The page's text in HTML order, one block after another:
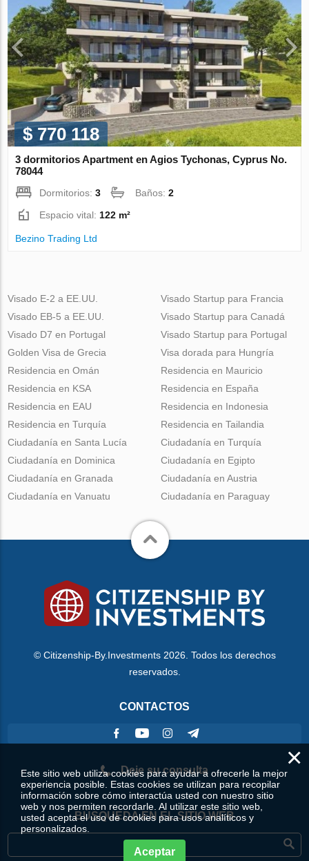
$ 770 118
3 dormitorios Apartment en Agios Tychonas, Cyprus No.
78044
Dormitorios:3 Baños:2
Espacio vital: 122 m²
Bezino Trading Ltd
Visado E-2 a EE.UU.
Visado EB-5 a EE.UU.
Visado D7 en Portugal
Golden Visa de Grecia
Visado Startup para Francia
Visado Startup para Canadá
Visado Startup para Portugal
Visa dorada para Hungría
Residencia en Omán
Residencia en KSA
Residencia en EAU
Residencia en Turquía
Residencia en Mauricio
Residencia en España
Residencia en Indonesia
Residencia en Tailandia
Ciudadanía en Santa Lucía
Ciudadanía en Dominica
Ciudadanía en Granada
Ciudadanía en Vanuatu
Ciudadanía en Turquía
Ciudadanía en Egipto
Ciudadanía en Austria
Ciudadanía en Paraguay
© Citizenship-By.Investments 2026. Todos los derechos
reservados.
CONTACTOS
Deje su consulta
BÚSQUEDA EN EL SITIO WEB
×
Este sitio web utiliza cookies para ayudar a ofrecerle la mejor
experiencia posible. Estas cookies se utilizan para recopilar
información sobre cómo interactúa usted con nuestro sitio
web y nos permiten recordarle. Al utilizar este sitio web,
usted acepta el uso de cookies para usos analíticos y
personalizados.
Aceptar